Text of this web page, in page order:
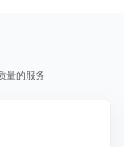
量的服务